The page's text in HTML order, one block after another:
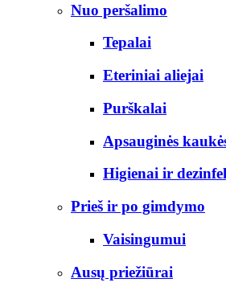
Nuo peršalimo
Tepalai
Eteriniai aliejai
Purškalai
Apsauginės
Higienai ir
Prieš ir po gimdymo
Vaisingumui
Ausų priežiūrai